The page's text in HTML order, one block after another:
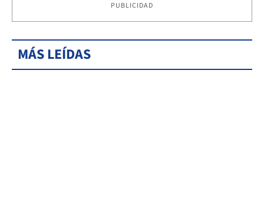
PUBLICIDAD
MÁS LEÍDAS